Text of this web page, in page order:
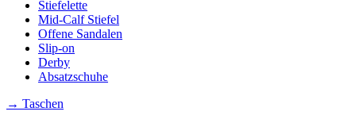
Stiefelette
Mid-Calf Stiefel
Offene Sandalen
Slip-on
Derby
Absatzschuhe
→ Taschen